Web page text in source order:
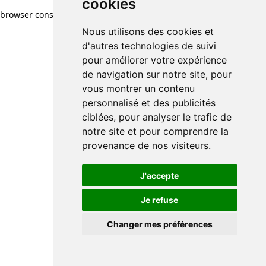
cookies
Nous utilisons des cookies et
d'autres technologies de suivi
pour améliorer votre expérience
de navigation sur notre site, pour
vous montrer un contenu
personnalisé et des publicités
ciblées, pour analyser le trafic de
notre site et pour comprendre la
provenance de nos visiteurs.
J'accepte
Je refuse
Changer mes préférences
browser console for more information)